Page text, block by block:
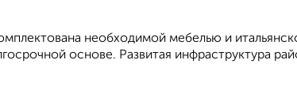
необходимой мебелью и
основе. Развитая инфраструктура